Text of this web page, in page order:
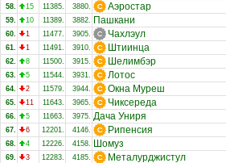
58. 15 11385. 3880. Аэростар
59. 10 11389. 3882. Пашкани
60. 1 11477. 3905. Чахлэул
61. 1 11491. 3910. Штиинца
62. 8 11500. 3915. Шелимбэр
63. 5 11544. 3931. Лотос
64. 2 11579. 3944. Окна Муреш
65. 11 11643. 3965. Чиксереда
66. 5 11663. 3975. Дача Униря
67. 6 12201. 4146. Рипенсия
68. 4 12226. 4158. Шомуз
69. 3 12283. 4185. Металурджистул